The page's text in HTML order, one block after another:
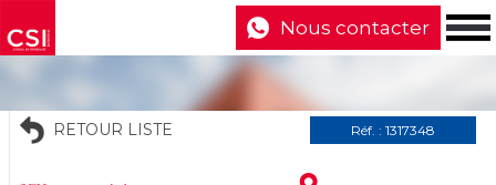
Nous contacter
RETOUR LISTE Réf. : 1317348